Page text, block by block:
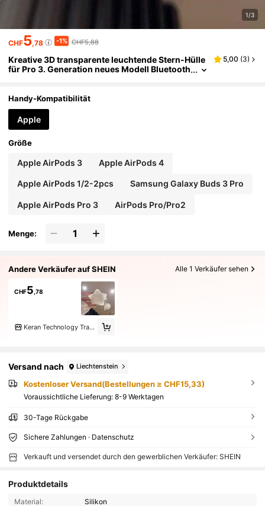
1/3
CHF5,78 -1% CHF5,88
Kreative 3D transparente leuchtende Stern-Hülle
für Pro 3. Generation neues Modell Bluetooth
Generation.Silikon weiche Hülle
5,00 (3)
Handy-Kompatibilität
Apple
Größe
Apple AirPods 3 Apple AirPods 4
Apple AirPods 1/2-2pcs Samsung Galaxy Buds 3 Pro
Apple AirPods Pro 3 AirPods Pro/Pro2
Menge:
Andere Verkäufer auf SHEIN Alle 1 Verkäufer sehen
CHF5 ,78
Keran Technology Trading
Versand nach Liechtenstein
Kostenloser Versand(Bestellungen ≥ CHF15,33)
Voraussichtliche Lieferung: 8-9 Werktagen
30-Tage Rückgabe
Sichere Zahlungen · Datenschutz
Verkauft und versendet durch den gewerblichen Verkäufer: SHEIN
Produktdetails
Material: Silikon